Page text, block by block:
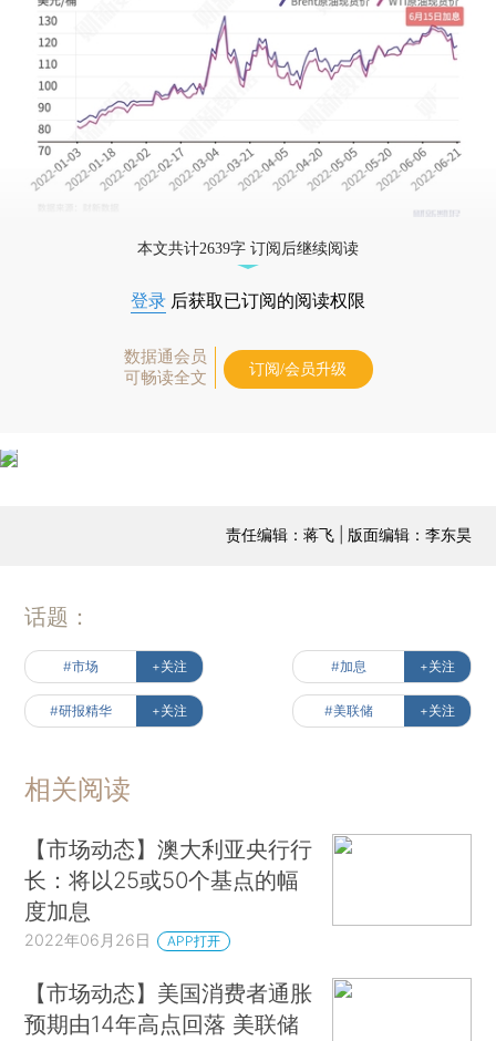
本文共计2639字 订阅后继续阅读
登录 后获取已订阅的阅读权限
数据通会员
可畅读全文
订阅/会员升级
责任编辑：蒋飞 | 版面编辑：李东昊
话题：
#市场 +关注 #加息 +关注
#研报精华 +关注 #美联储 +关注
相关阅读
【市场动态】澳大利亚央行行
长：将以25或50个基点的幅
度加息
2022年06月26日 APP打开
【市场动态】美国消费者通胀
预期由14年高点回落 美联储